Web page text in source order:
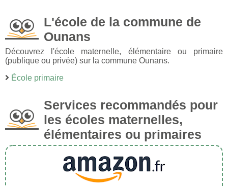
L'école de la commune de
Ounans
Découvrez l'école maternelle, élémentaire ou primaire
(publique ou privée) sur la commune Ounans.
École primaire
Services recommandés pour
les écoles maternelles,
élémentaires ou primaires